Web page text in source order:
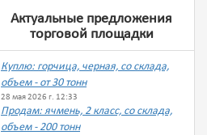
Актуальные предложения
торговой площадки
Куплю: горчица, черная, со склада,
объем - от 30 тонн
28 мая 2026 г. 12:33
Продам: ячмень, 2 класс, со склада,
объем - 200 тонн